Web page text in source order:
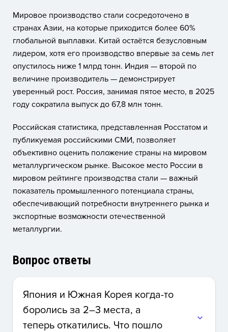
Мировое производство стали сосредоточено в
странах Азии, на которые приходится более 60%
глобальной выплавки. Китай остаётся безусловным
лидером, хотя его производство впервые за семь лет
опустилось ниже 1 млрд тонн. Индия — второй по
величине производитель — демонстрирует
уверенный рост. Россия, занимая пятое место, в 2025
году сократила выпуск до 67,8 млн тонн.
Российская статистика, представленная Росстатом и
публикуемая российскими СМИ, позволяет
объективно оценить положение страны на мировом
металлургическом рынке. Высокое место России в
мировом рейтинге производства стали — важный
показатель промышленного потенциала страны,
обеспечивающий потребности внутреннего рынка и
экспортные возможности отечественной
металлургии.
Вопрос ответы
Япония и Южная Корея когда-то
боролись за 2–3 места, а
теперь откатились. Что пошло
expand_more